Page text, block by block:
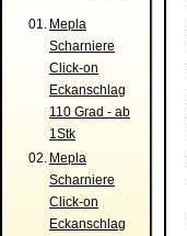
01. Mepla
Scharniere
Click-on
Eckanschlag
110 Grad - ab
1Stk
02. Mepla
Scharniere
Click-on
Eckanschlag